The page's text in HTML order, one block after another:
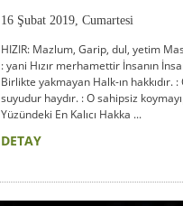
16 Şubat 2019, Cumartesi
HIZIR: Mazlum, Garip, dul, yetim
: yani Hızır merhamettir İnsanın
Birlikte yakmayan Halk-ın hakkıdır.
suyudur haydır. : O sahipsiz
Yüzündeki En Kalıcı Hakka ...
DETAY